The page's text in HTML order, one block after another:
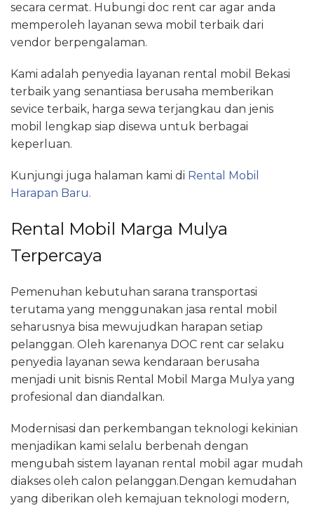
secara cermat. Hubungi doc rent car agar anda
memperoleh layanan sewa mobil terbaik dari
vendor berpengalaman.
Kami adalah penyedia layanan rental mobil Bekasi
terbaik yang senantiasa berusaha memberikan
sevice terbaik, harga sewa terjangkau dan jenis
mobil lengkap siap disewa untuk berbagai
keperluan.
Kunjungi juga halaman kami di Rental Mobil
Harapan Baru.
Rental Mobil Marga Mulya
Terpercaya
Pemenuhan kebutuhan sarana transportasi
terutama yang menggunakan jasa rental mobil
seharusnya bisa mewujudkan harapan setiap
pelanggan. Oleh karenanya DOC rent car selaku
penyedia layanan sewa kendaraan berusaha
menjadi unit bisnis Rental Mobil Marga Mulya yang
profesional dan diandalkan.
Modernisasi dan perkembangan teknologi kekinian
menjadikan kami selalu berbenah dengan
mengubah sistem layanan rental mobil agar mudah
diakses oleh calon pelanggan.Dengan kemudahan
yang diberikan oleh kemajuan teknologi modern,